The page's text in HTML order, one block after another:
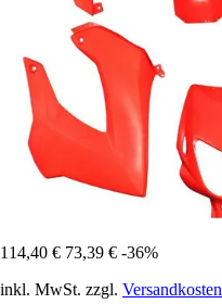
114,40 € 73,39 € -36%
inkl. MwSt. zzgl. Versandkosten